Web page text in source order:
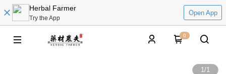
Herbal Farmer
Try the App
Open App
0
1/1